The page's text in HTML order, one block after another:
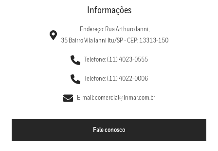
Informações
Endereço: Rua Arthuro Ianni,
35 Bairro Vila Ianni Itu/SP - CEP: 13313-150
Telefone: (11) 4023-0555
Telefone: (11) 4022-0006
E-mail: comercial@inmar.com.br
Fale conosco